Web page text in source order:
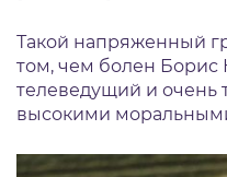
Такой напряженный
том, чем болен Борис
телеведущий и очень
высокими